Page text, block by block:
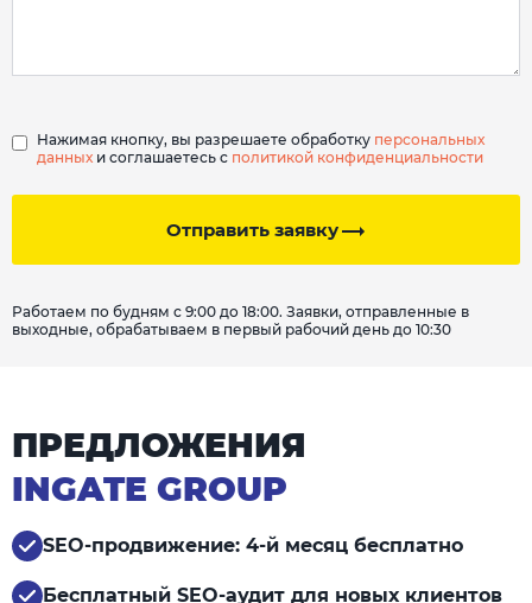
Отправить заявку
Нажимая кнопку, вы разрешаете обработку персональных
данных и соглашаетесь с политикой конфиденциальности
Работаем по будням с 9:00 до 18:00. Заявки, отправленные в
выходные, обрабатываем в первый рабочий день до 10:30
ПРЕДЛОЖЕНИЯ
INGATE GROUP
SEO-продвижение: 4-й месяц бесплатно
Бесплатный SEO-аудит для новых клиентов